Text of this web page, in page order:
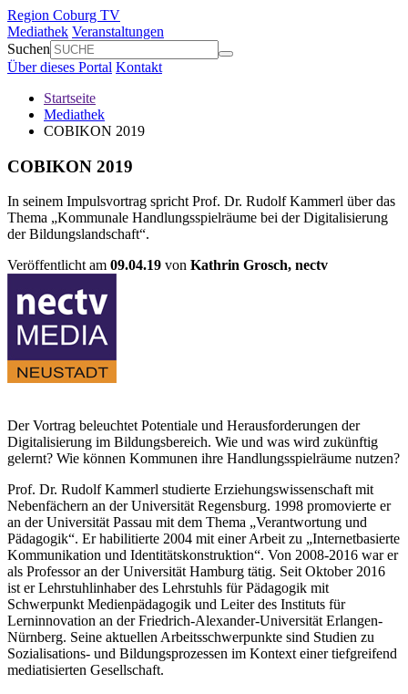
Region Coburg TV
Mediathek Veranstaltungen
Suchen
Über dieses Portal Kontakt
Startseite
Mediathek
COBIKON 2019
COBIKON 2019
In seinem Impulsvortrag spricht Prof. Dr. Rudolf Kammerl über das
Thema „Kommunale Handlungsspielräume bei der Digitalisierung
der Bildungslandschaft“.
Veröffentlicht am 09.04.19 von Kathrin Grosch, nectv
Der Vortrag beleuchtet Potentiale und Herausforderungen der
Digitalisierung im Bildungsbereich. Wie und was wird zukünftig
gelernt? Wie können Kommunen ihre Handlungsspielräume nutzen?
Prof. Dr. Rudolf Kammerl studierte Erziehungswissenschaft mit
Nebenfächern an der Universität Regensburg. 1998 promovierte er
an der Universität Passau mit dem Thema „Verantwortung und
Pädagogik“. Er habilitierte 2004 mit einer Arbeit zu „Internetbasierte
Kommunikation und Identitätskonstruktion“. Von 2008-2016 war er
als Professor an der Universität Hamburg tätig. Seit Oktober 2016
ist er Lehrstuhlinhaber des Lehrstuhls für Pädagogik mit
Schwerpunkt Medienpädagogik und Leiter des Instituts für
Lerninnovation an der Friedrich-Alexander-Universität Erlangen-
Nürnberg. Seine aktuellen Arbeitsschwerpunkte sind Studien zu
Sozialisations- und Bildungsprozessen im Kontext einer tiefgreifend
mediatisierten Gesellschaft.